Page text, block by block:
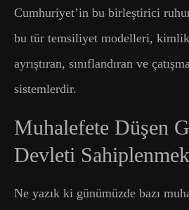
Cumhuriyet’in bu birleştirici
bu tür temsiliyet modelleri,
ayrıştıran, sınıflandıran ve
sistemlerdir.
Muhalefete Düşen
Devleti Sahiplenmek
Ne yazık ki günümüzde bazı